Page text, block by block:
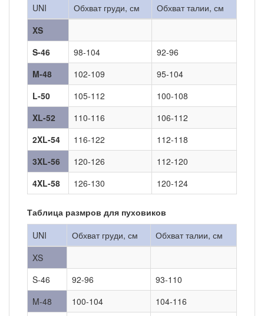
UNI
Обхват груди, см
Обхват талии, см
XS
S-46
98-104
92-96
M-48
102-109
95-104
L-50
105-112
100-108
XL-52
110-116
106-112
2XL-54
116-122
112-118
3XL-56
120-126
112-120
4XL-58
126-130 120-124
Таблица размров для пуховиков
UNI
Обхват груди, см
Обхват талии, см
XS
S-46
92-96
93-110
M-48
100-104
104-116